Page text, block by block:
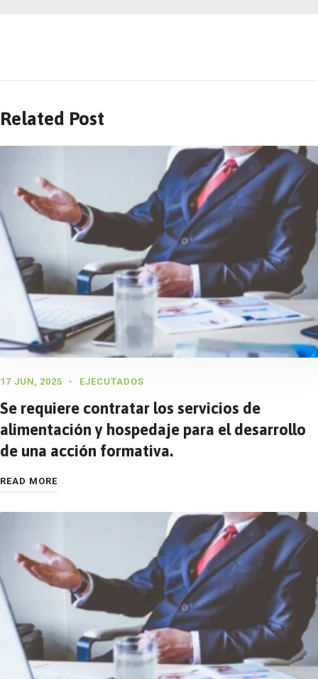
Related Post
17 JUN, 2025 EJECUTADOS
Se requiere contratar los servicios de
alimentación y hospedaje para el desarrollo
de una acción formativa.
READ MORE